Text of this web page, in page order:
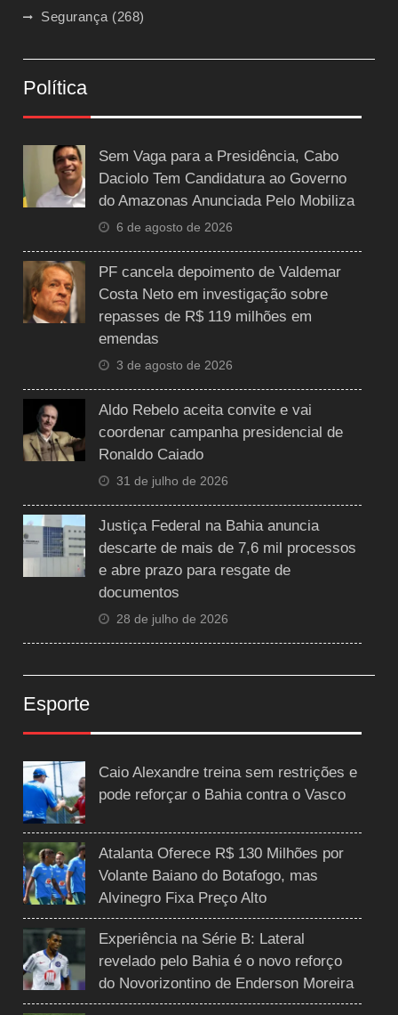
Segurança(268)
Política
Sem Vaga para a Presidência, Cabo
Daciolo Tem Candidatura ao Governo
do Amazonas Anunciada Pelo Mobiliza
6 de agosto de 2026
PF cancela depoimento de Valdemar
Costa Neto em investigação sobre
repasses de R$ 119 milhões em
emendas
3 de agosto de 2026
Aldo Rebelo aceita convite e vai
coordenar campanha presidencial de
Ronaldo Caiado
31 de julho de 2026
Justiça Federal na Bahia anuncia
descarte de mais de 7,6 mil processos
e abre prazo para resgate de
documentos
28 de julho de 2026
Esporte
Caio Alexandre treina sem restrições e
pode reforçar o Bahia contra o Vasco
Atalanta Oferece R$ 130 Milhões por
Volante Baiano do Botafogo, mas
Alvinegro Fixa Preço Alto
Experiência na Série B: Lateral
revelado pelo Bahia é o novo reforço
do Novorizontino de Enderson Moreira